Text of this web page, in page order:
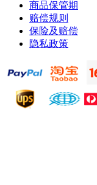
商品保管期
赔偿规则
保险及赔偿
隐私政策